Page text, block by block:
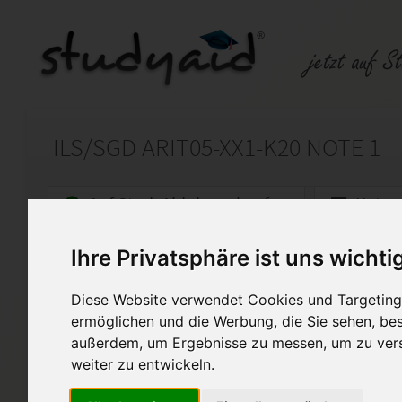
Ihre Privatsphäre ist uns
Diese Website verwendet Cookies und
ermöglichen und die Werbung, die Sie sehen,
außerdem, um Ergebnisse zu messen, um zu
weiter zu entwickeln.
ILS/SGD ARIT05-XX1-K20 NOTE 1
Auf StudyAid.de verkaufen
Startseite Sonstiges
Algebra
Ich biete meine selbst
Einsendeaufgabe ARIT05-